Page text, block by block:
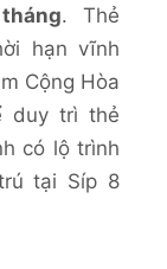
. Thẻ
hạn vĩnh
Cộng Hòa
duy trì thẻ
có lộ trình
tại Síp 8